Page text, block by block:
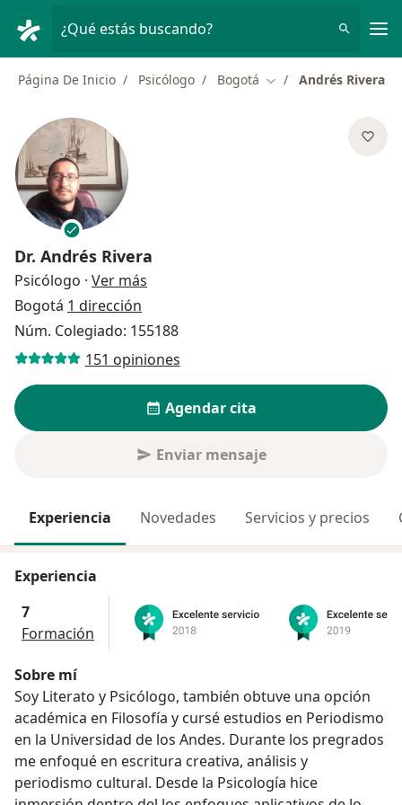
¿Qué estás buscando?
Página De Inicio Psicólogo Bogotá Cambiar de ciudad
Andrés Rivera
Dr. Andrés Rivera
Psicólogo · Ver más
Bogotá 1 dirección
Núm. Colegiado: 155188
151 opiniones
Agendar cita
Enviar mensaje
Experiencia Novedades Servicios y precios
Experiencia
7
Formación
Sobre mí
Soy Literato y Psicólogo, también obtuve una opción
académica en Filosofía y cursé estudios en Periodismo
en la Universidad de los Andes. Durante los pregrados
me enfoqué en escritura creativa, análisis y
periodismo cultural. Desde la Psicología hice